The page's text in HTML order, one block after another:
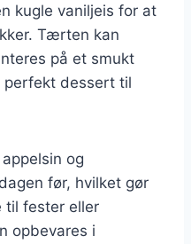
kugle vaniljeis for at
Tærten kan
på et smukt
perfekt dessert til
og
før, hvilket gør
til fester eller
opbevares i